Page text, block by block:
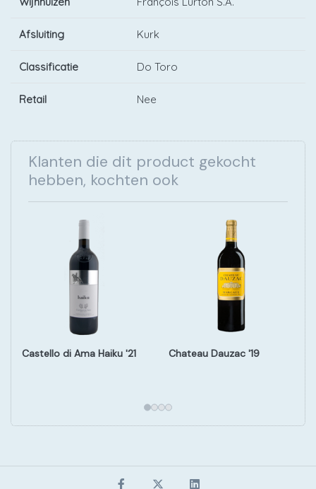
Afsluiting Kurk
Classificatie Do Toro
Retail Nee
Klanten die dit product gekocht
hebben, kochten ook
Castello di Ama Haiku '21 Chateau Dauzac '19